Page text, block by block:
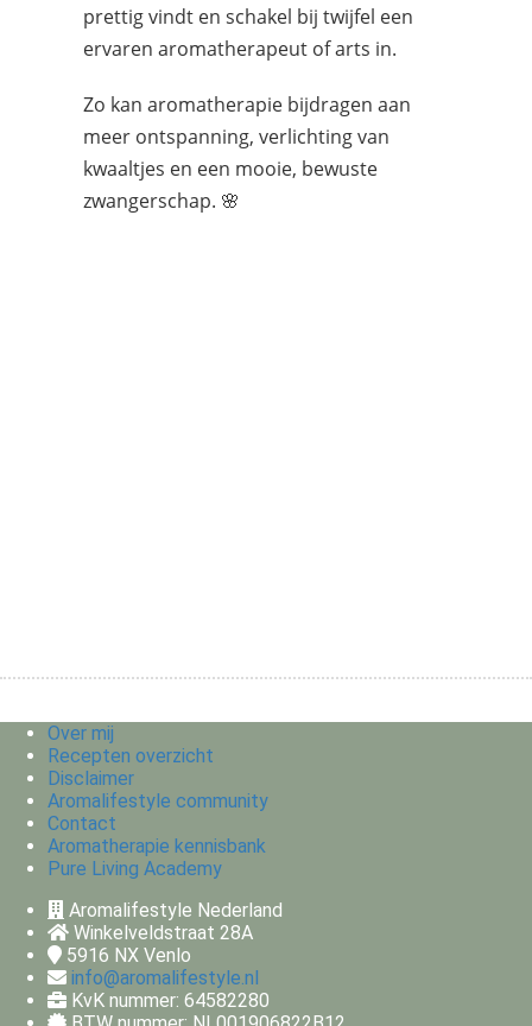
prettig vindt en schakel bij twijfel een
ervaren aromatherapeut of arts in.
Zo kan aromatherapie bijdragen aan
meer ontspanning, verlichting van
kwaaltjes en een mooie, bewuste
zwangerschap. 🌸
Over mij
Recepten overzicht
Disclaimer
Aromalifestyle community
Contact
Aromatherapie kennisbank
Pure Living Academy
Aromalifestyle Nederland
Winkelveldstraat 28A
5916 NX Venlo
info@aromalifestyle.nl
KvK nummer: 64582280